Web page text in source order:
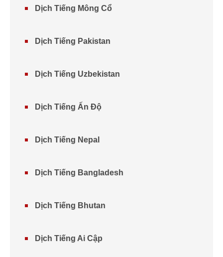
Dịch Tiếng Mông Cổ
Dịch Tiếng Pakistan
Dịch Tiếng Uzbekistan
Dịch Tiếng Ấn Độ
Dịch Tiếng Nepal
Dịch Tiếng Bangladesh
Dịch Tiếng Bhutan
Dịch Tiếng Ai Cập